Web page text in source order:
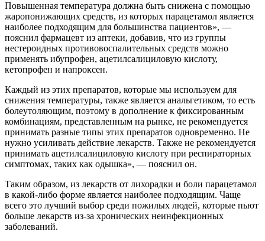
Повышенная температура должна быть снижена с помощью
жаропонижающих средств, из которых парацетамол является
наиболее подходящим для большинства пациентов», —
пояснил фармацевт из аптеки, добавив, что из группы
нестероидных противовоспалительных средств можно
применять ибупрофен, ацетилсалициловую кислоту,
кетопрофен и напроксен.
Каждый из этих препаратов, которые мы используем для
снижения температуры, также является анальгетиком, то есть
болеутоляющим, поэтому в дополнение к фиксированным
комбинациям, представленным на рынке, не рекомендуется
принимать разные типы этих препаратов одновременно. Не
нужно усиливать действие лекарств. Также не рекомендуется
принимать ацетилсалициловую кислоту при респираторных
симптомах, таких как одышка», — пояснил он.
Таким образом, из лекарств от лихорадки и боли парацетамол
в какой-либо форме является наиболее подходящим. Чаще
всего это лучший выбор среди пожилых людей, которые пьют
больше лекарств из-за хронических неинфекционных
заболеваний.